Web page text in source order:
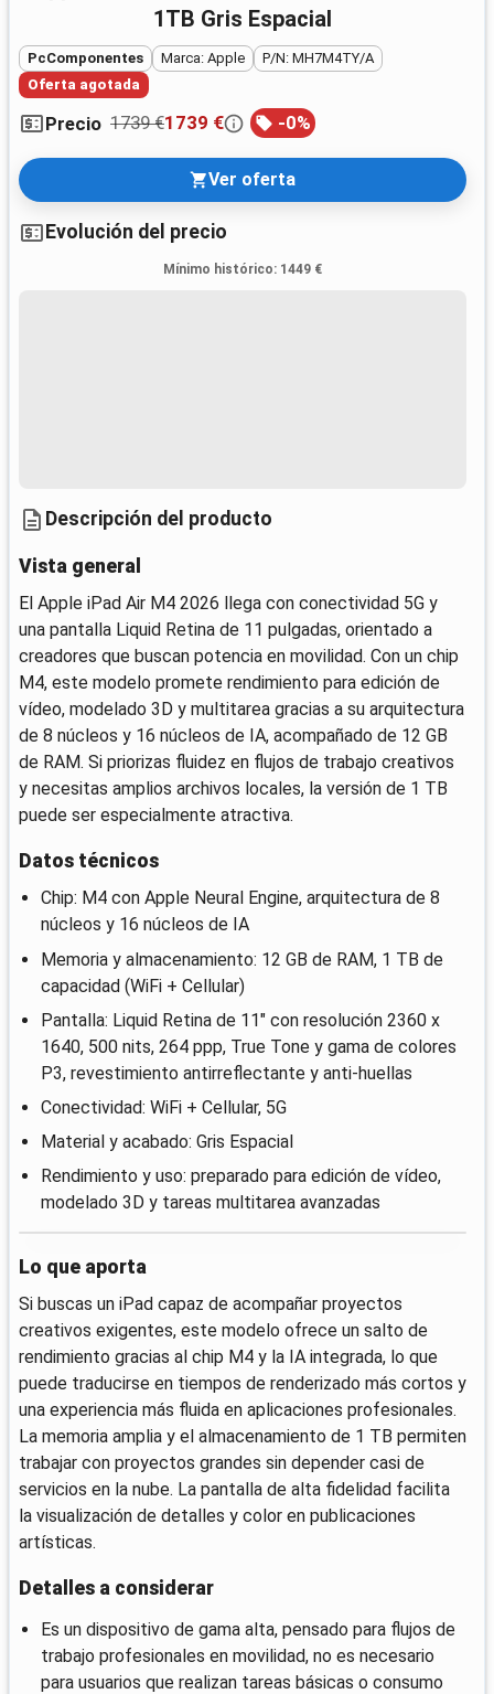
1TB Gris Espacial
PcComponentes Marca: Apple
P/N: MH7M4TY/A
Oferta agotada
Precio 1739 €1739 € -0%
Ver oferta
Evolución del precio
Mínimo histórico: 1449 €
Descripción del producto
Vista general
El Apple iPad Air M4 2026 llega con conectividad 5G y
una pantalla Liquid Retina de 11 pulgadas, orientado a
creadores que buscan potencia en movilidad. Con un chip
M4, este modelo promete rendimiento para edición de
vídeo, modelado 3D y multitarea gracias a su arquitectura
de 8 núcleos y 16 núcleos de IA, acompañado de 12 GB
de RAM. Si priorizas fluidez en flujos de trabajo creativos
y necesitas amplios archivos locales, la versión de 1 TB
puede ser especialmente atractiva.
Datos técnicos
Chip: M4 con Apple Neural Engine, arquitectura de 8
núcleos y 16 núcleos de IA
Memoria y almacenamiento: 12 GB de RAM, 1 TB de
capacidad (WiFi + Cellular)
Pantalla: Liquid Retina de 11" con resolución 2360 x
1640, 500 nits, 264 ppp, True Tone y gama de colores
P3, revestimiento antirreflectante y anti-huellas
Conectividad: WiFi + Cellular, 5G
Material y acabado: Gris Espacial
Rendimiento y uso: preparado para edición de vídeo,
modelado 3D y tareas multitarea avanzadas
Lo que aporta
Si buscas un iPad capaz de acompañar proyectos
creativos exigentes, este modelo ofrece un salto de
rendimiento gracias al chip M4 y la IA integrada, lo que
puede traducirse en tiempos de renderizado más cortos y
una experiencia más fluida en aplicaciones profesionales.
La memoria amplia y el almacenamiento de 1 TB permiten
trabajar con proyectos grandes sin depender casi de
servicios en la nube. La pantalla de alta fidelidad facilita
la visualización de detalles y color en publicaciones
artísticas.
Detalles a considerar
Es un dispositivo de gama alta, pensado para flujos de
trabajo profesionales en movilidad, no es necesario
para usuarios que realizan tareas básicas o consumo